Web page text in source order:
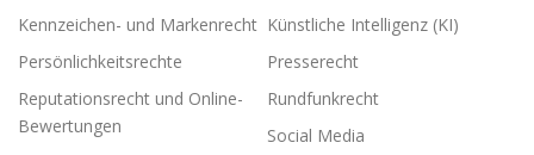
Kennzeichen- und Markenrecht Künstliche Intelligenz (KI)
Persönlichkeitsrechte
Presserecht
Reputationsrecht und Online-
Bewertungen
Rundfunkrecht
Social Media